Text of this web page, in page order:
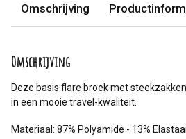
Omschrijving
Omschrijving
Deze basis flare broek met
in een mooie travel-kwaliteit.
Materiaal: 87% Polyamide - 13%